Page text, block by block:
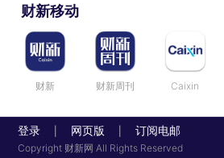
财新移动
财新 财新周刊 Caixin
登录 网页版 订阅电邮
Copyright 财新网 All Rights Reserved